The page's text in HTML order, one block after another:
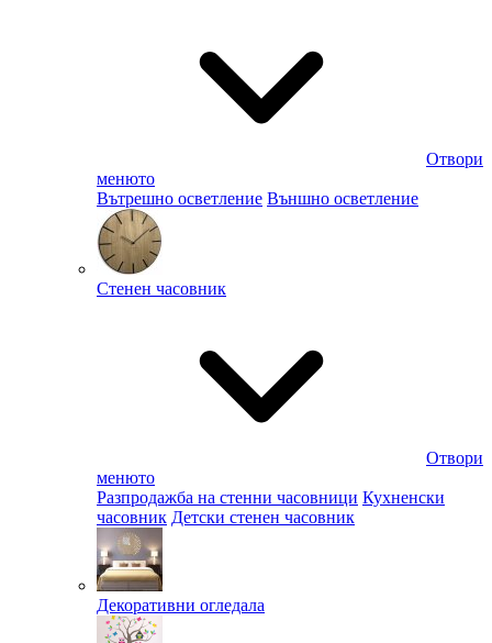
Отвори
менюто
Вътрешно осветление Външно осветление
Стенен часовник
Отвори
менюто
Разпродажба на стенни часовници Кухненски
часовник Детски стенен часовник
Декоративни огледала